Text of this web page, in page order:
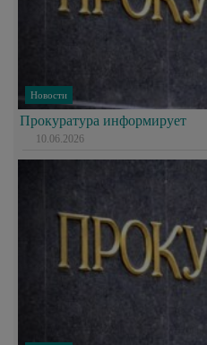
Новости
Прокуратура информирует
10.06.2026